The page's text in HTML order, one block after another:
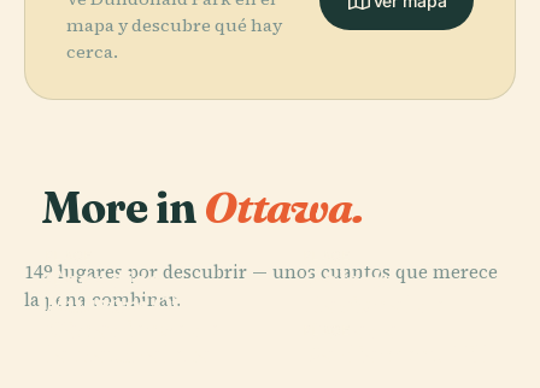
mapa y descubre qué hay
cerca.
More inOttawa.
149 lugares por descubrir — unos cuantos que merece
la pena combinar.
Canadian
Museum Of
Galería
PLACE
Museo